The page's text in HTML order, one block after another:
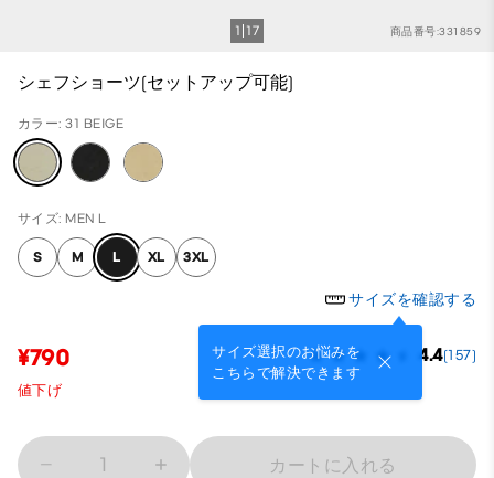
商品番号:331859
1 17
シェフショーツ(セットアップ可能)
カラー: 31 BEIGE
サイズ: MEN L
S M L XL 3XL
サイズを確認する
サイズ選択のお悩みを
こちらで解決できます
¥790 4.4(157)
値下げ
1 カートに入れる